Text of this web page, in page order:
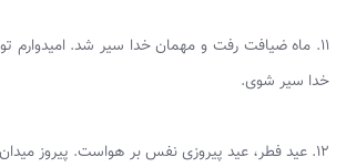
۱۱. ماه ضیافت رفت و مهمان خدا سیر شد.
خدا سیر شوی.
۱۲. عید فطر، عید پیروزی نفس بر هواست. پیروز میدان باشی عزیزم.